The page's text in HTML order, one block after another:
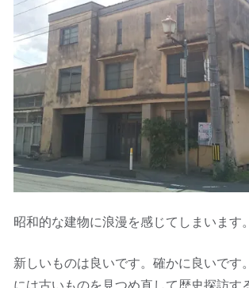
昭和的な建物に浪漫を感じてしまいます。
新しいものは良いです。確かに良いです
には古いものを見つめ直して歴史探訪す